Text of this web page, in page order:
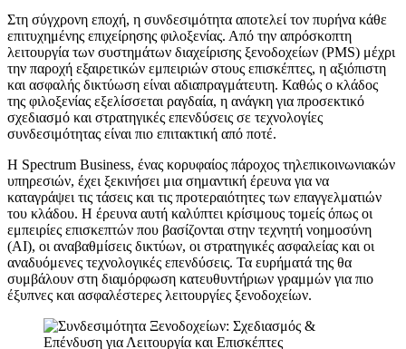
Στη σύγχρονη εποχή, η συνδεσιμότητα αποτελεί τον πυρήνα κάθε
επιτυχημένης επιχείρησης φιλοξενίας. Από την απρόσκοπτη
λειτουργία των συστημάτων διαχείρισης ξενοδοχείων (PMS) μέχρι
την παροχή εξαιρετικών εμπειριών στους επισκέπτες, η αξιόπιστη
και ασφαλής δικτύωση είναι αδιαπραγμάτευτη. Καθώς ο κλάδος
της φιλοξενίας εξελίσσεται ραγδαία, η ανάγκη για προσεκτικό
σχεδιασμό και στρατηγικές επενδύσεις σε τεχνολογίες
συνδεσιμότητας είναι πιο επιτακτική από ποτέ.
Η Spectrum Business, ένας κορυφαίος πάροχος τηλεπικοινωνιακών
υπηρεσιών, έχει ξεκινήσει μια σημαντική έρευνα για να
καταγράψει τις τάσεις και τις προτεραιότητες των επαγγελματιών
του κλάδου. Η έρευνα αυτή καλύπτει κρίσιμους τομείς όπως οι
εμπειρίες επισκεπτών που βασίζονται στην τεχνητή νοημοσύνη
(AI), οι αναβαθμίσεις δικτύων, οι στρατηγικές ασφαλείας και οι
αναδυόμενες τεχνολογικές επενδύσεις. Τα ευρήματά της θα
συμβάλουν στη διαμόρφωση κατευθυντήριων γραμμών για πιο
έξυπνες και ασφαλέστερες λειτουργίες ξενοδοχείων.